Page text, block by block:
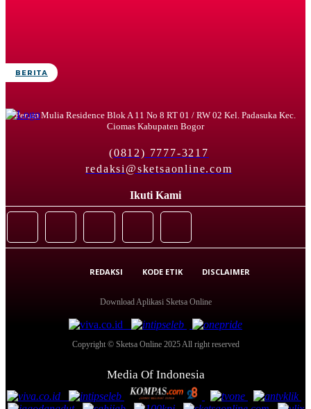
BERITA
Perum Mulia Residence Blok A 11 No 8 RT 01 / RW 02 Kel. Padasuka Kec.
Ciomas Kabupaten Bogor
(0812) 7777-3217
redaksi@sketsaonline.com
Ikuti Kami
REDAKSI KODE ETIK DISCLAIMER
Download Aplikasi Sketsa Online
Copyright © Sketsa Online 2025 All right reserved
Media Of Indonesia